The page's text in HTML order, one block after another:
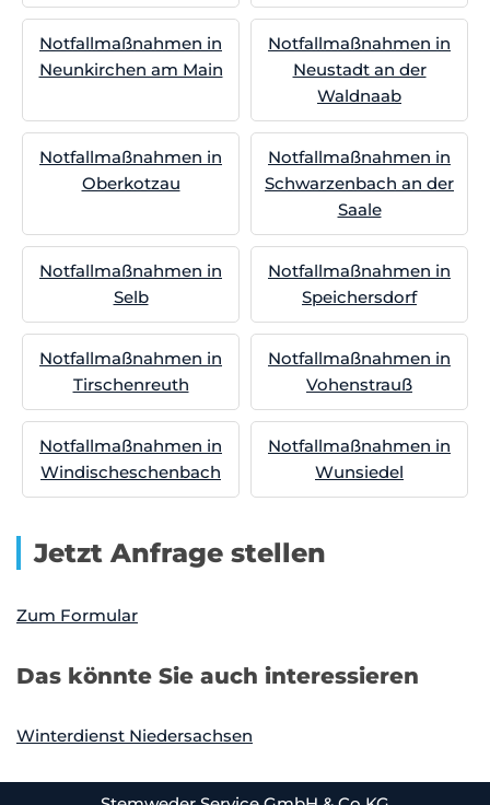
Notfallmaßnahmen in
Neunkirchen am Main
Notfallmaßnahmen in
Neustadt an der
Waldnaab
Notfallmaßnahmen in
Oberkotzau
Notfallmaßnahmen in
Schwarzenbach an der
Saale
Notfallmaßnahmen in
Selb
Notfallmaßnahmen in
Speichersdorf
Notfallmaßnahmen in
Tirschenreuth
Notfallmaßnahmen in
Vohenstrauß
Notfallmaßnahmen in
Windischeschenbach
Notfallmaßnahmen in
Wunsiedel
Jetzt Anfrage stellen
Zum Formular
Das könnte Sie auch interessieren
Winterdienst Niedersachsen